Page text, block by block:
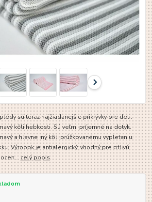
sú teraz najžiadanejšie prikrývky pre deti.
kôli hebkosti. Sú veľmi príjemné na dotyk.
a hlavne iný kôli prúžkovanému vypletaniu.
Výrobok je antialergický, vhodný pre citlivú
ocen...celý popis